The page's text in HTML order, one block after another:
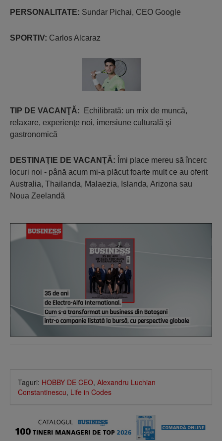
PERSONALITATE: Sundar Pichai, CEO Google
SPORTIV: Carlos Alcaraz
TIP DE VACANŢĂ:
Echilibrată: un mix de muncă,
relaxare, experienţe noi, imersiune culturală şi
gastronomică
DESTINAŢIE DE VACANŢĂ: Îmi place mereu să încerc
locuri noi - până acum mi-a plăcut foarte mult ce au oferit
Australia, Thailanda, Malaezia, Islanda, Arizona sau
Noua Zeelandă
Taguri: HOBBY DE CEO, Alexandru Luchian
Constantinescu, Life in Codes